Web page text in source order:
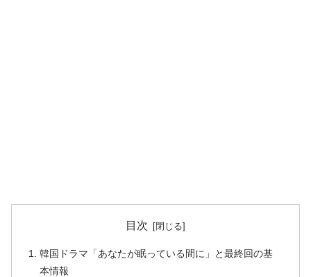
目次
韓国ドラマ「あなたが眠っている間に」と最終回の基
本情報